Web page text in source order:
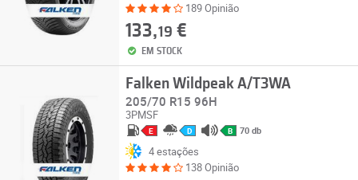
189 Opinião
133,19 €
EM STOCK
Falken Wildpeak A/T3WA
205/70 R15 96H
3PMSF
E D B 70 db
4 estações
138 Opinião